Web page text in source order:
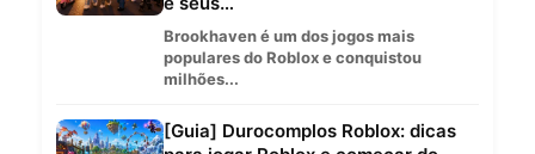
Brookhaven é um dos jogos mais
populares do Roblox e conquistou
milhões...
[Guia] Durocomplos Roblox: dicas